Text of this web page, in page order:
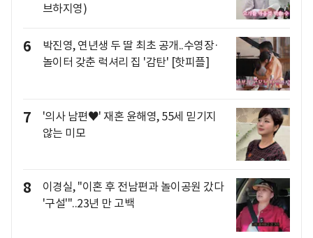
브하지영)
6
박진영, 연년생 두 딸 최초 공개..수영장·
놀이터 갖춘 럭셔리 집 '감탄' [핫피플]
7
'의사 남편♥' 재혼 윤해영, 55세 믿기지
않는 미모
8
이경실, "이혼 후 전남편과 놀이공원 갔다
'구설'"..23년 만 고백